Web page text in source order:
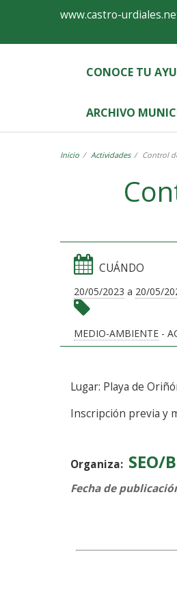
Formulario
de
Castro-
Urdiales
www.castro-
CONOCE TU
ARCHIVO
Inicio Actividades Control
CUÁNDO
20/05/2023 a 20/05/
MEDIO-AMBIENTE -
Lugar: Playa de
Inscripción previa y
Organiza: SEO/
Fecha de